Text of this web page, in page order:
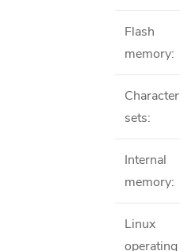
Flash
memory:
Character
sets:
Internal
memory:
Linux
operating